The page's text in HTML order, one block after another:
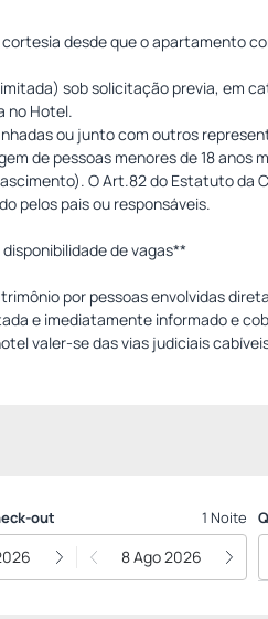
desde que o apartamento
sob solicitação previa, em
no Hotel.
ou junto com outros
de pessoas menores de 18
O Art.82 do Estatuto
pelos pais ou responsáveis.
de vagas**
por pessoas envolvidas
e imediatamente informado e
valer-se das vias judiciais
out 1 Noite
8 Ago 2026